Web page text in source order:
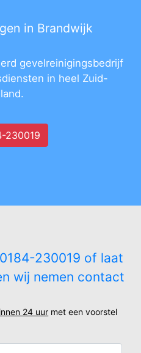
in Brandwijk
gevelreinigingsbedrijf
in heel Zuid-
230019
230019 of laat
wij nemen contact
24 uur met een voorstel